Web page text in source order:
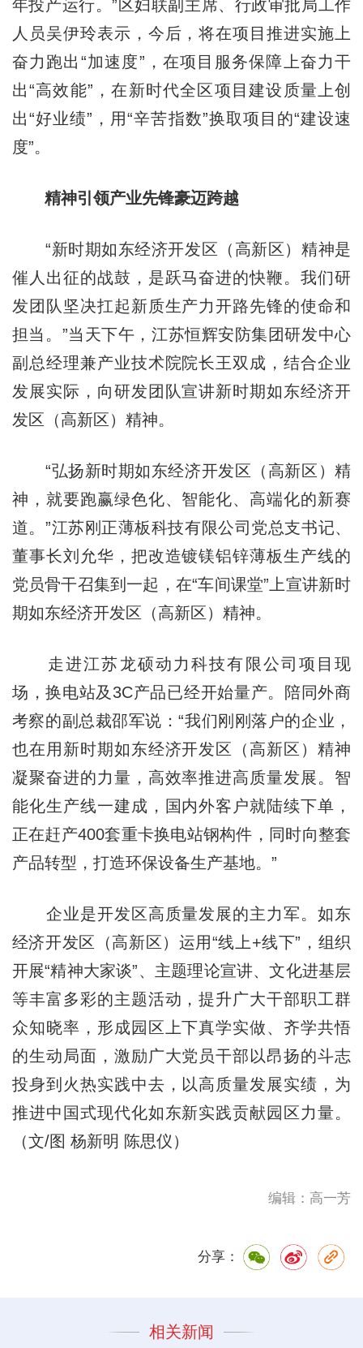
年投产运行。”区妇联副主席、行政审批局工作
人员吴伊玲表示，今后，将在项目推进实施上
奋力跑出“加速度”，在项目服务保障上奋力干
出“高效能”，在新时代全区项目建设质量上创
出“好业绩”，用“辛苦指数”换取项目的“建设速
度”。
精神引领产业先锋豪迈跨越
“新时期如东经济开发区（高新区）精神是
催人出征的战鼓，是跃马奋进的快鞭。我们研
发团队坚决扛起新质生产力开路先锋的使命和
担当。”当天下午，江苏恒辉安防集团研发中心
副总经理兼产业技术院院长王双成，结合企业
发展实际，向研发团队宣讲新时期如东经济开
发区（高新区）精神。
“弘扬新时期如东经济开发区（高新区）精
神，就要跑赢绿色化、智能化、高端化的新赛
道。”江苏刚正薄板科技有限公司党总支书记、
董事长刘允华，把改造镀镁铝锌薄板生产线的
党员骨干召集到一起，在“车间课堂”上宣讲新时
期如东经济开发区（高新区）精神。
走进江苏龙硕动力科技有限公司项目现
场，换电站及3C产品已经开始量产。陪同外商
考察的副总裁邵军说：“我们刚刚落户的企业，
也在用新时期如东经济开发区（高新区）精神
凝聚奋进的力量，高效率推进高质量发展。智
能化生产线一建成，国内外客户就陆续下单，
正在赶产400套重卡换电站钢构件，同时向整套
产品转型，打造环保设备生产基地。”
企业是开发区高质量发展的主力军。如东
经济开发区（高新区）运用“线上+线下”，组织
开展“精神大家谈”、主题理论宣讲、文化进基层
等丰富多彩的主题活动，提升广大干部职工群
众知晓率，形成园区上下真学实做、齐学共悟
的生动局面，激励广大党员干部以昂扬的斗志
投身到火热实践中去，以高质量发展实绩，为
推进中国式现代化如东新实践贡献园区力量。
（文/图 杨新明 陈思仪）
编辑：高一芳
分享：
相关新闻